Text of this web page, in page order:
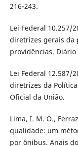
216-243.
Lei Federal 10.257/
diretrizes gerais da
providências.
Lei Federal 12.587/
diretrizes da
Oficial da União.
Lima, I. M. O.,
qualidade: um
por ônibus. Anais